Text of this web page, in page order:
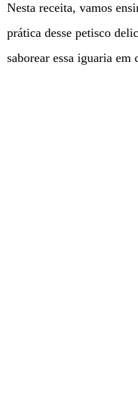
Nesta receita, vamos
prática desse petisco
saborear essa iguaria em